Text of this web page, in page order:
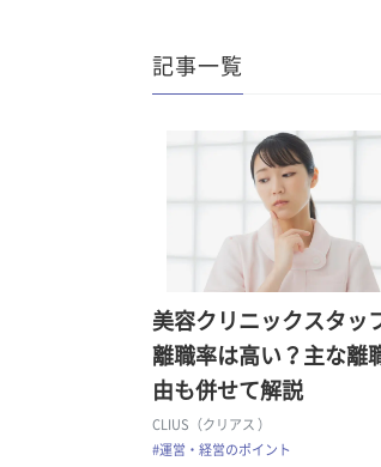
記事一覧
美容クリニックスタッ
離職率は高い？主な離
由も併せて解説
CLIUS（クリアス ）
#運営・経営のポイント